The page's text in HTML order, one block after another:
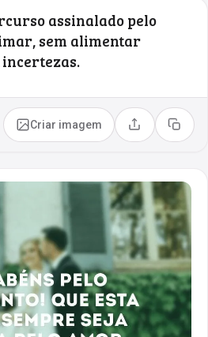
assinalado pelo
sem alimentar
incertezas.
Criar imagem Compartilhar
Copiar